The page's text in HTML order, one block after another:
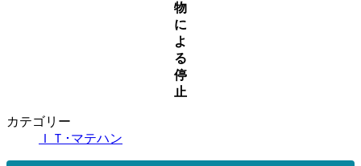
物
に
よ
る
停
止
カテゴリー
ＩＴ･マテハン